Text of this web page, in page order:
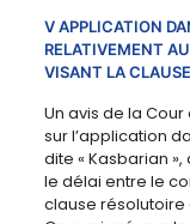
V APPLICATION
RELATIVEMENT
VISANT LA
Un avis de la Cour
sur l’application
dite « Kasbarian
le délai entre le
clause résolutoire